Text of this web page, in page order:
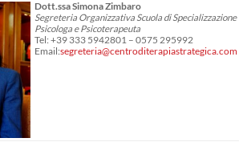
Dott.ssa Simona Zimbaro
Segreteria Organizzativa Scuola di Specializzazione
Psicologa e Psicoterapeuta
Tel: +39 333 5942801 – 0575 295992
Email:segreteria@centroditerapiastrategica.com